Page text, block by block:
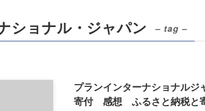
ショナル・ジャパン – tag –
プランインターナショナル
寄付 感想 ふるさと納税と